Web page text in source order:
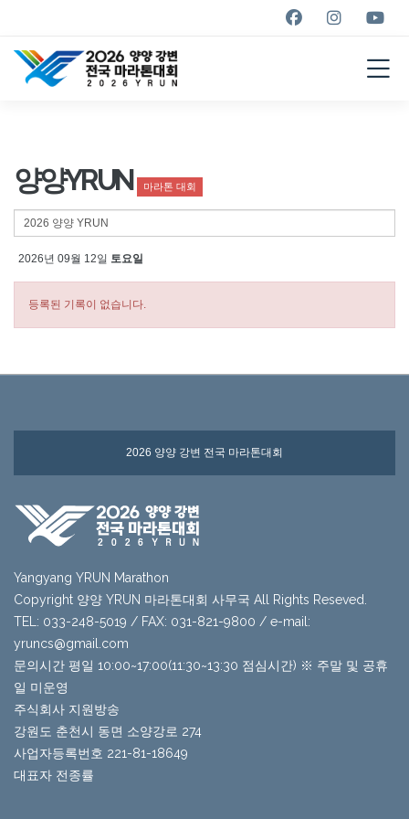
MARATHON
2026
양양YRUN 마라톤 대회
2026년 09월 12일 토요일
등록된 기록이 없습니다.
2026 양양 강변 전국 마라톤대회
Yangyang YRUN Marathon
Copyright 양양 YRUN 마라톤대회 사무국 All Rights Reseved.
TEL: 033-248-5019 / FAX: 031-821-9800 / e-mail:
yruncs@gmail.com
문의시간 평일 10:00~17:00(11:30~13:30 점심시간) ※ 주말 및 공휴
일 미운영
주식회사 지원방송
강원도 춘천시 동면 소양강로 274
사업자등록번호 221-81-18649
대표자 전종률